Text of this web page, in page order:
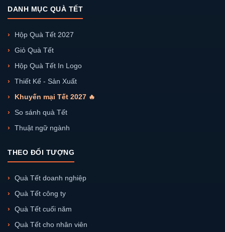
DANH MỤC QUÀ TẾT
Hộp Quà Tết 2027
Giỏ Quà Tết
Hộp Quà Tết In Logo
Thiết Kế - Sản Xuất
Khuyến mại Tết 2027 🔥
So sánh quà Tết
Thuật ngữ ngành
THEO ĐỐI TƯỢNG
Quà Tết doanh nghiệp
Quà Tết công ty
Quà Tết cuối năm
Quà Tết cho nhân viên